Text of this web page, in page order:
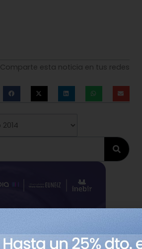
Comparte esta noticia en tus redes